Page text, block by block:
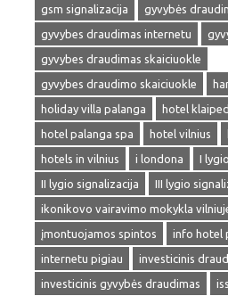
gsm signalizacija
gyvybės
gyvybes draudimas internetu
gyvybes draudimas skaiciuokle
gyvybes draudimo skaiciuokle
holiday villa palanga
hotel
hotel palanga spa
hotel vilnius
hotels in vilnius
i londona
I
II lygio signalizacija
III lygio
ikonikovo vairavimo mokykla
įmontuojamos spintos
info hotel
internetu pigiau
investicinis
investicinis gyvybės draudimas